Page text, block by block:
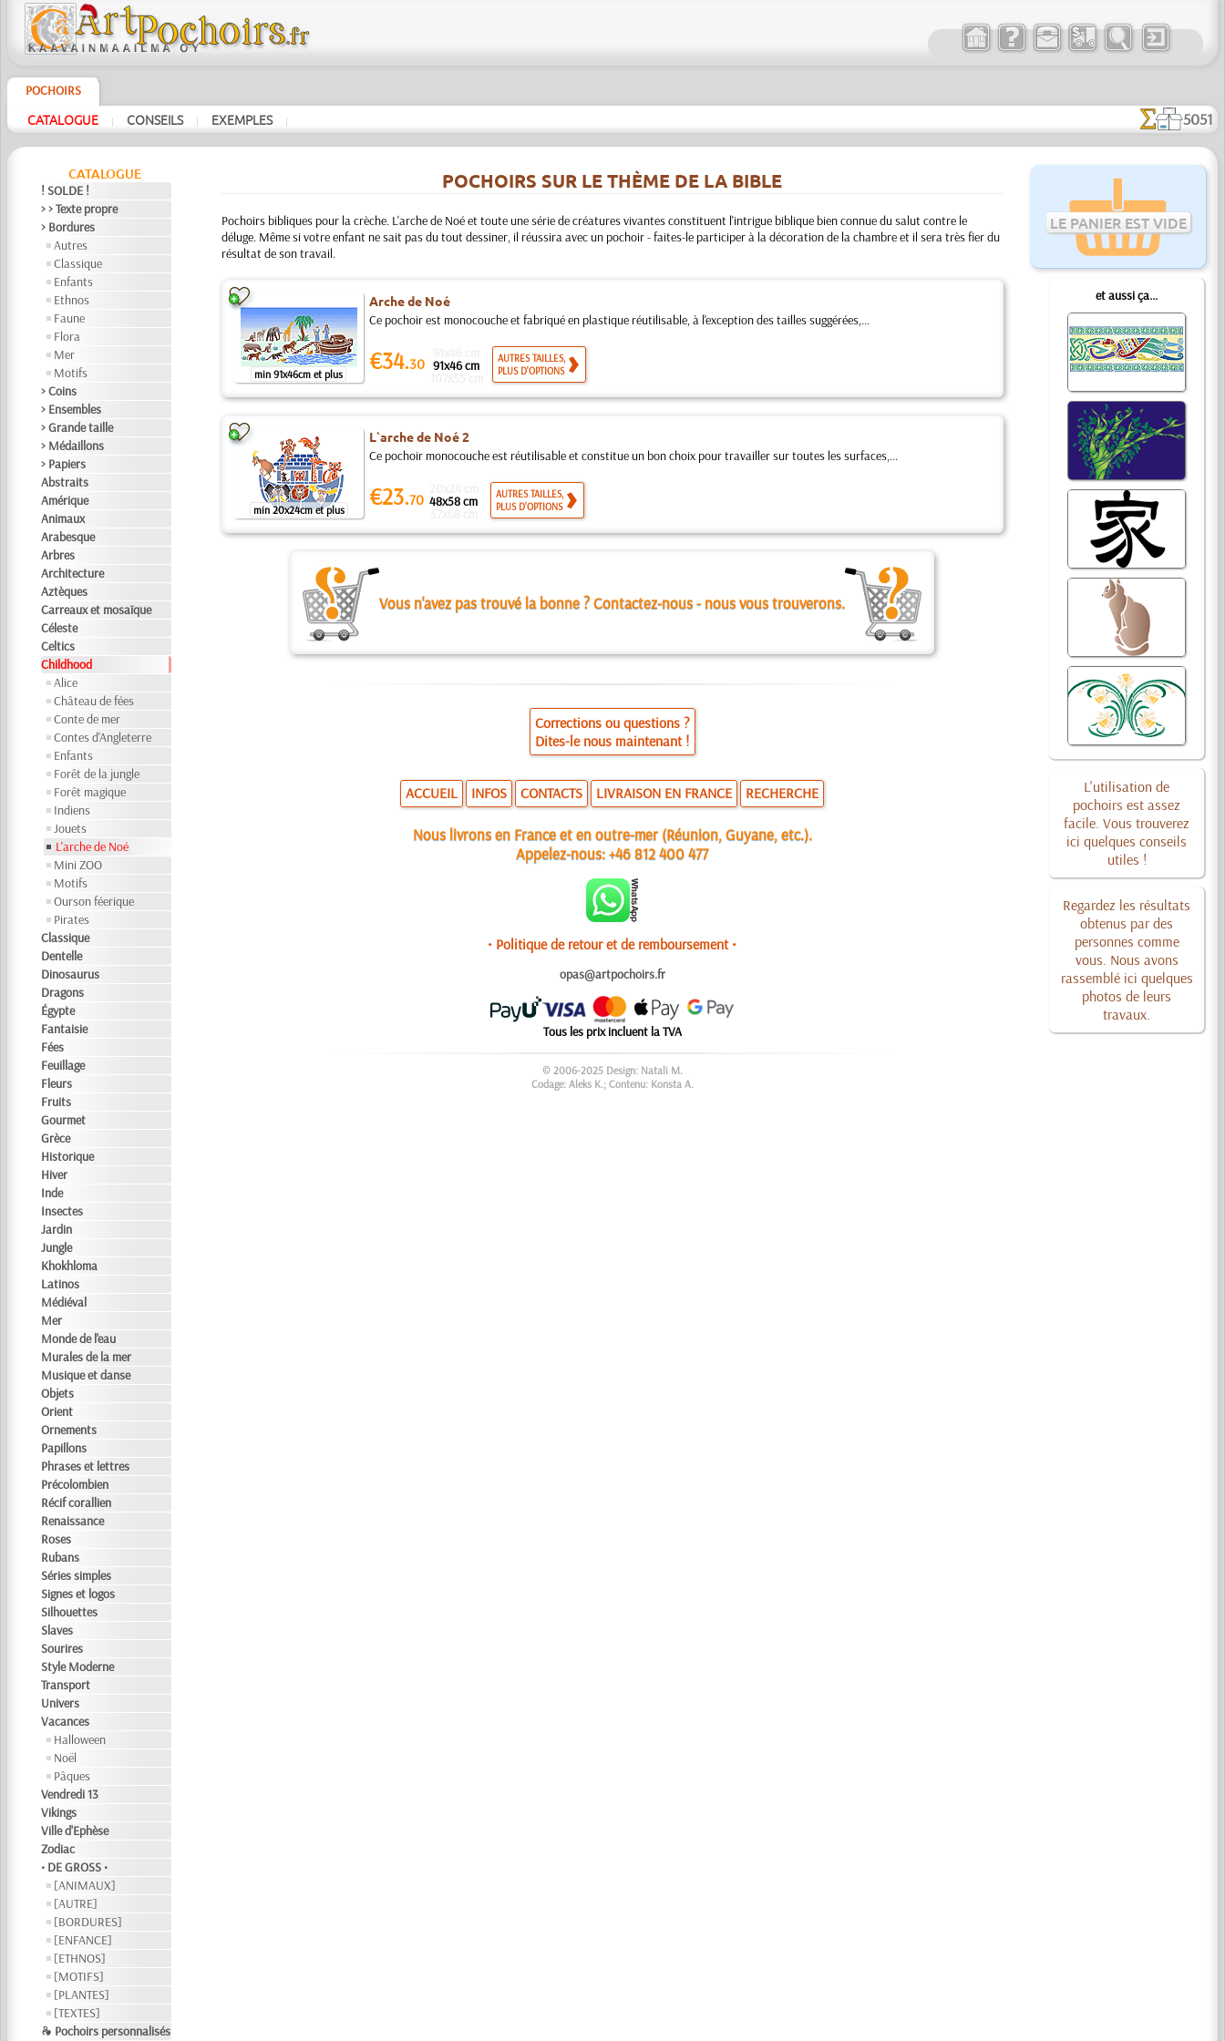
POCHOIRS
CATALOGUE | CONSEILS | EXEMPLES | 5051
CATALOGUE
! SOLDE !
> > Texte propre
> Bordures
Autres
Classique
Enfants
Ethnos
Faune
Flora
Mer
Motifs
> Coins
> Ensembles
> Grande taille
> Médaillons
> Papiers
Abstraits
Amérique
Animaux
Arabesque
Arbres
Architecture
Aztèques
Carreaux et mosaïque
Céleste
Celtics
Childhood
Alice
Château de fées
Conte de mer
Contes d'Angleterre
Enfants
Forêt de la jungle
Forêt magique
Indiens
Jouets
L'arche de Noé
Mini ZOO
Motifs
Ourson féerique
Pirates
Classique
Dentelle
Dinosaurus
Dragons
Égypte
Fantaisie
Fées
Feuillage
Fleurs
Fruits
Gourmet
Grèce
Historique
Hiver
Inde
Insectes
Jardin
Jungle
Khokhloma
Latinos
Médiéval
Mer
Monde de l'eau
Murales de la mer
Musique et danse
Objets
Orient
Ornements
Papillons
Phrases et lettres
Précolombien
Récif corallien
Renaissance
Roses
Rubans
Séries simples
Signes et logos
Silhouettes
Slaves
Sourires
Style Moderne
Transport
Univers
Vacances
Halloween
Noël
Pâques
Vendredi 13
Vikings
Ville d'Ephèse
Zodiac
• DE GROSS •
[ANIMAUX]
[AUTRE]
[BORDURES]
[ENFANCE]
[ETHNOS]
[MOTIFS]
[PLANTES]
[TEXTES]
❧ Pochoirs personnalisés
LE PANIER EST VIDE
et aussi ça...
L'utilisation de
pochoirs est assez
facile. Vous trouverez
ici quelques conseils
utiles !
Regardez les résultats
obtenus par des
personnes comme
vous. Nous avons
rassemblé ici quelques
photos de leurs
travaux.
POCHOIRS SUR LE THÈME DE LA BIBLE
Pochoirs bibliques pour la crèche. L'arche de Noé et toute une série de créatures vivantes constituent l'intrigue biblique bien connue du salut contre le
déluge. Même si votre enfant ne sait pas du tout dessiner, il réussira avec un pochoir - faites-le participer à la décoration de la chambre et il sera très fier du
résultat de son travail.
min 91x46cm et plus
Arche de Noé
Ce pochoir est monocouche et fabriqué en plastique réutilisable, à l'exception des tailles suggérées,...
€34.30 91x46 cm
AUTRES TAILLES,
PLUS D'OPTIONS
min 20x24cm et plus
L`arche de Noé 2
Ce pochoir monocouche est réutilisable et constitue un bon choix pour travailler sur toutes les surfaces,...
€23.70 48x58 cm
AUTRES TAILLES,
PLUS D'OPTIONS
Vous n'avez pas trouvé la bonne ? Contactez-nous - nous vous trouverons.
Corrections ou questions ?
Dites-le nous maintenant !
ACCUEIL INFOS CONTACTS LIVRAISON EN FRANCE RECHERCHE
Nous livrons en France et en outre-mer (Réunion, Guyane, etc.).
Appelez-nous:+46 812 400 477
• Politique de retour et de remboursement •
opas@artpochoirs.fr
Tous les prix incluent la TVA
© 2006-2025 Design: Natali M.
Codage: Aleks K.; Contenu: Konsta A.